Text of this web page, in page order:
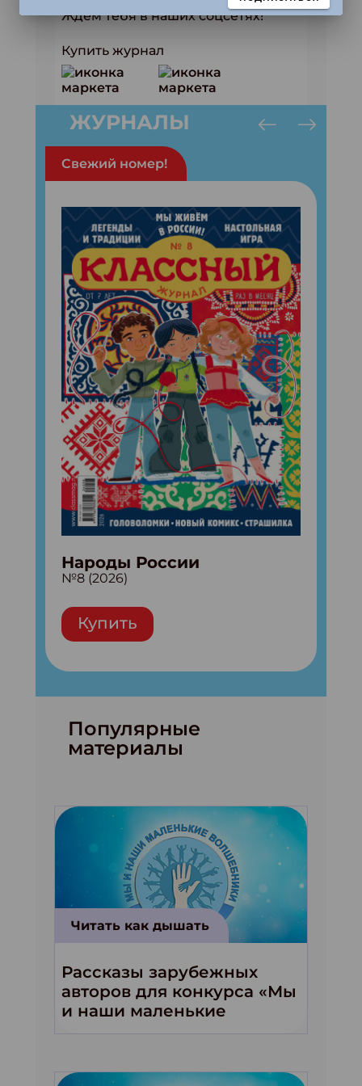
Ждем тебя в наших соцсетях!
Купить журнал
ЖУРНАЛЫ
Свежий номер!
Народы России
№8 (2026)
Купить
Популярные
материалы
Читать как дышать
Рассказы зарубежных
авторов для конкурса «Мы
и наши маленькие
волшебники!»